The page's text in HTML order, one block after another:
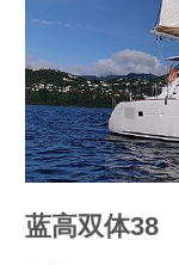
蓝高双体38